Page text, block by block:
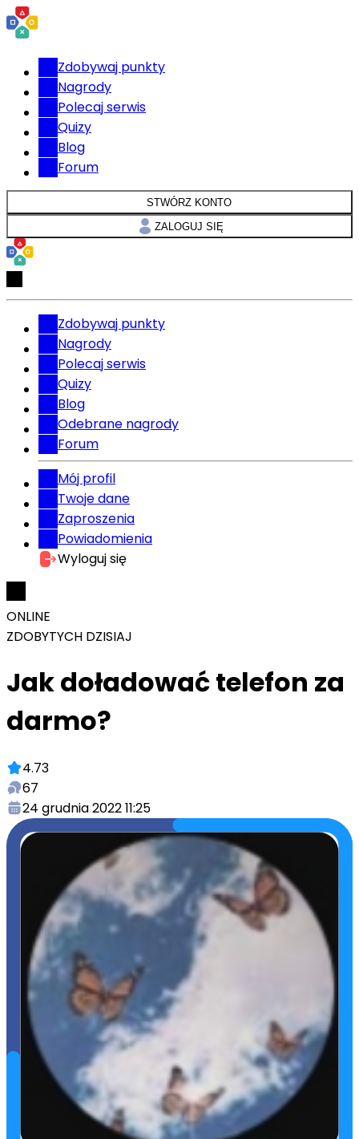
Zdobywaj punkty
Nagrody
Polecaj serwis
Quizy
Blog
Forum
STWÓRZ KONTO
ZALOGUJ SIĘ
Zdobywaj punkty
Nagrody
Polecaj serwis
Quizy
Blog
Odebrane nagrody
Forum
Mój profil
Twoje dane
Zaproszenia
Powiadomienia
Wyloguj się
ONLINE
ZDOBYTYCH DZISIAJ
Jak doładować telefon za
darmo?
4.73
67
24 grudnia 2022 11:25